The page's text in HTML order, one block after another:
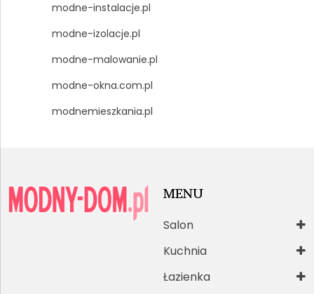
modne-instalacje.pl
modne-izolacje.pl
modne-malowanie.pl
modne-okna.com.pl
modnemieszkania.pl
MENU
Salon
Kuchnia
Łazienka